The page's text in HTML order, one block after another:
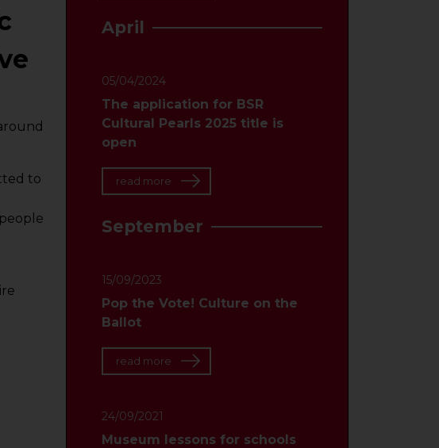
to
April
05/04/2024
The application for BSR
Cultural Pearls 2025 title is
open
read more
September
15/09/2023
Pop the Vote! Culture on the
Ballot
read more
24/09/2021
Museum lessons for schools